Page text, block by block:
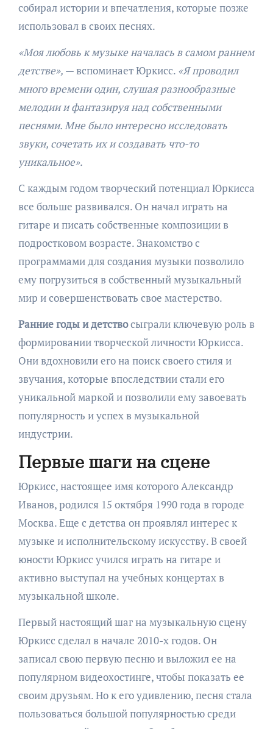
собирал истории и впечатления, которые позже
использовал в своих песнях.
«Моя любовь к музыке началась в самом раннем
детстве», — вспоминает Юркисс. «Я проводил
много времени один, слушая разнообразные
мелодии и фантазируя над собственными
песнями. Мне было интересно исследовать
звуки, сочетать их и создавать что-то
уникальное».
С каждым годом творческий потенциал Юркисса
все больше развивался. Он начал играть на
гитаре и писать собственные композиции в
подростковом возрасте. Знакомство с
программами для создания музыки позволило
ему погрузиться в собственный музыкальный
мир и совершенствовать свое мастерство.
Ранние годы и детствосыграли ключевую роль в
формировании творческой личности Юркисса.
Они вдохновили его на поиск своего стиля и
звучания, которые впоследствии стали его
уникальной маркой и позволили ему завоевать
популярность и успех в музыкальной
индустрии.
Первые шаги на сцене
Юркисс, настоящее имя которого Александр
Иванов, родился 15 октября 1990 года в городе
Москва. Еще с детства он проявлял интерес к
музыке и исполнительскому искусству. В своей
юности Юркисс учился играть на гитаре и
активно выступал на учебных концертах в
музыкальной школе.
Первый настоящий шаг на музыкальную сцену
Юркисс сделал в начале 2010-х годов. Он
записал свою первую песню и выложил ее на
популярном видеохостинге, чтобы показать ее
своим друзьям. Но к его удивлению, песня стала
пользоваться большой популярностью среди